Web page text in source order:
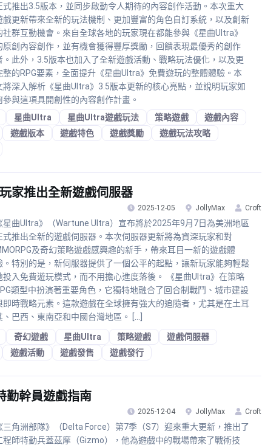
式推出3.5版本，並同步啟動令人期待的內容創作活動。本次重大
戲更新帶來全新的玩法機制、更加豐富的角色自訂系統，以及創新
社群互動機會。來自全球各地的玩家現在都能參與《星曲Ultra》
原創內容創作，並有機會獲得豐厚獎勵，回饋表現最優秀的創作
。此外，3.5版本也加入了全新遊戲活動、戰略玩法優化，以及更
整的RPG要素，全面提升《星曲Ultra》免費遊玩的整體體驗。本
將深入解析《星曲Ultra》3.5版本更新的核心亮點，並說明玩家如
參與這項具開創性的內容創作計畫。
星曲Ultra 星曲Ultra遊戲玩法 策略遊戲
遊戲內容
遊戲版本 遊戲特色 遊戲獎勵
遊戲玩法攻略
家推出全新遊戲伺服器
2025-12-05 JollyMax Croft
星曲Ultra》（Wartune Ultra）宣布將於2025年9月7日為美洲地區
式推出全新的遊戲伺服器。本次伺服器更新將為資深玩家和對
及奇幻策略遊戲感興趣的新手，帶來耳目一新的遊戲體
。特別的是，新伺服器提供了一個公平的起點，讓新玩家能夠輕鬆
投入免費遊玩模式，而不用擔心進度落後。 《星曲Ultra》在策略
類型中扮演著重要角色，它獨特地融合了回合制戰鬥、城市建設
即時戰略元素。這款遊戲在全球擁有強大的追隨者，尤其是在土耳
、巴西、東南亞和中國台灣地區。 […]
奇幻遊戲 星曲Ultra 策略遊戲
遊戲伺服器
遊戲活動 遊戲發售 遊戲發行
勤幹員遊戲指南
2025-12-04 JollyMax Croft
三角洲部隊》（Delta Force）第7季（S7）迎來重大更新，推出了
程師特勤兵蓋茲摩（Gizmo），他為遊戲中的戰場帶來了戰術技